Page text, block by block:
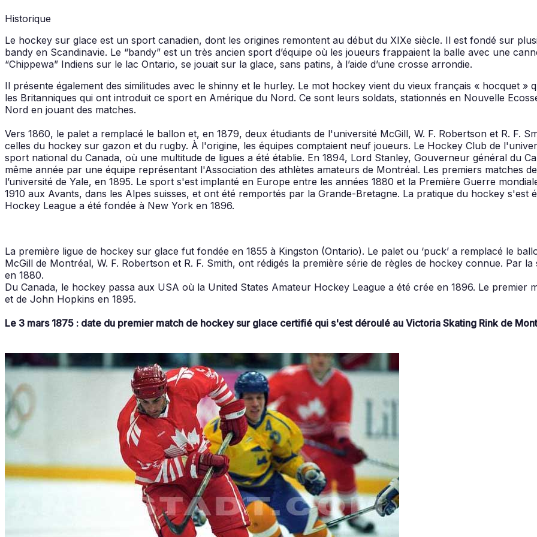
Historique
Le hockey sur glace est un sport canadien, dont les origines remontent au début du XIXe siècle. Il est fondé sur
bandy en Scandinavie. Le “bandy” est un très ancien sport d’équipe où les joueurs frappaient la balle avec une
“Chippewa” Indiens sur le lac Ontario, se jouait sur la glace, sans patins, à l’aide d’une crosse arrondie.
Il présente également des similitudes avec le shinny et le hurley. Le mot hockey vient du vieux français « hocquet »
les Britanniques qui ont introduit ce sport en Amérique du Nord. Ce sont leurs soldats, stationnés en Nouvelle
Nord en jouant des matches.
Vers 1860, le palet a remplacé le ballon et, en 1879, deux étudiants de l'université McGill, W. F. Robertson et R. F.
celles du hockey sur gazon et du rugby. À l'origine, les équipes comptaient neuf joueurs. Le Hockey Club de
sport national du Canada, où une multitude de ligues a été établie. En 1894, Lord Stanley, Gouverneur général du
même année par une équipe représentant l'Association des athlètes amateurs de Montréal. Les premiers matches
l’université de Yale, en 1895. Le sport s'est implanté en Europe entre les années 1880 et la Première Guerre
1910 aux Avants, dans les Alpes suisses, et ont été remportés par la Grande-Bretagne. La pratique du hockey s'est
Hockey League a été fondée à New York en 1896.
La première ligue de hockey sur glace fut fondée en 1855 à Kingston (Ontario). Le palet ou ‘puck’ a remplacé le
McGill de Montréal, W. F. Robertson et R. F. Smith, ont rédigés la première série de règles de hockey connue. Par
en 1880.
Du Canada, le hockey passa aux USA où la United States Amateur Hockey League a été crée en 1896. Le premier
et de John Hopkins en 1895.
Le 3 mars 1875 : date du premier match de hockey sur glace certifié qui s'est déroulé au Victoria Skating Rink de